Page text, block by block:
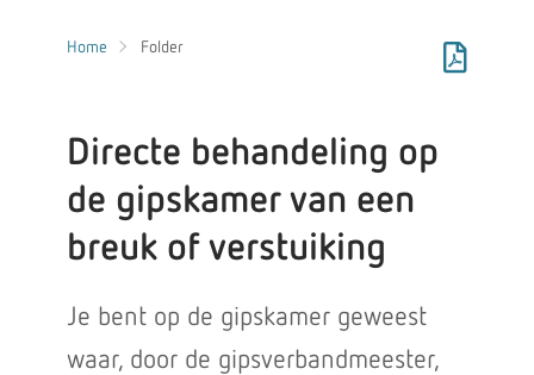
Home Folder
Directe behandeling op
de gipskamer van een
breuk of verstuiking
Je bent op de gipskamer geweest
waar, door de gipsverbandmeester,